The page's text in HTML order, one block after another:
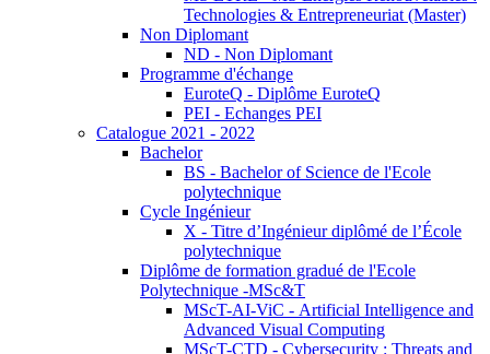
Technologies & Entrepreneuriat (Master)
Non Diplomant
ND - Non Diplomant
Programme d'échange
EuroteQ - Diplôme EuroteQ
PEI - Echanges PEI
Catalogue 2021 - 2022
Bachelor
BS - Bachelor of Science de l'Ecole
polytechnique
Cycle Ingénieur
X - Titre d’Ingénieur diplômé de l’École
polytechnique
Diplôme de formation gradué de l'Ecole
Polytechnique -MSc&T
MScT-AI-ViC - Artificial Intelligence and
Advanced Visual Computing
MScT-CTD - Cybersecurity : Threats and